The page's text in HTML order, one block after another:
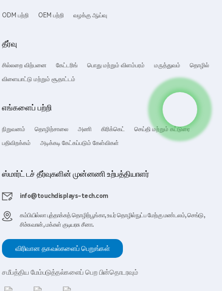
ODM பற்றி OEM பற்றி வழக்கு ஆய்வு
தீர்வு
சில்லறை விற்பனை கேட்டரிங் பொது மற்றும் விளம்பரம் மருத்துவம்
தொழில்
விளையாட்டு மற்றும் சூதாட்டம்
எங்களைப் பற்றி
நிறுவனம் தொழிற்சாலை அணி கிரிக்கெட்
செய்தி மற்றும் கட்டுரை
பதிவிறக்கம்
அடிக்கடி கேட்கப்படும் கேள்விகள்
ஸ்மார்ட் டச் தீர்வுகளின் முன்னணி உற்பத்தியாளர்
info@touchdisplays-tech.com
கம்பியில்லா புத்தாக்கத் தொழிற்பூங்கா, உயர் தொழில்நுட்ப மேற்கு மண்டலம், செங்டு,
சிச்சுவான், மக்கள் குடியரசு சீனா.
விரிவான தகவல்களைப் பெறுங்கள்
சமீபத்திய மேம்படுத்தல்களைப் பெற பின்தொடரவும்